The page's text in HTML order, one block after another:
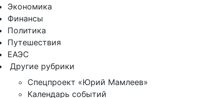
Экономика
Финансы
Политика
Путешествия
ЕАЭС
Другие рубрики
Спецпроект «Юрий Мамлеев»
Календарь событий